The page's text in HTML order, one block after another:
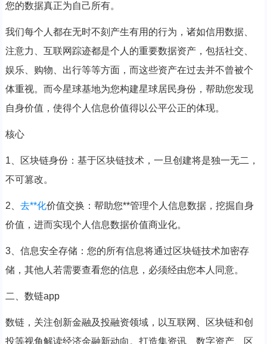
您的数据真正为自己所有。
我们每个人都在无时不刻产生有用的行为，诸如信用数据、
注意力、互联网踪迹都是个人的重要数据资产，包括社交、
娱乐、购物、出行等等方面，而这些资产在过去并不曾被个
体重视。而今星球基地为您构建星球居民身份，帮助您发现
自身价值，使得个人信息价值得以公平公正的体现。
核心
1、区块链身份：基于区块链技术，一旦创建将是独一无二，
不可篡改。
2、 去**化价值交换：帮助您**管理个人信息数据，挖掘自身
价值，进而实现个人信息数据价值商业化。
3、信息安全存储：您的所有信息将通过区块链技术加密存
储，其他人若需要查看您的信息，必须经由您本人同意。
二、数链app
数链，关注创新金融及投融资领域，以互联网、区块链和创
投等视角解读经济金融新动向。打造集资讯、数字资产、区